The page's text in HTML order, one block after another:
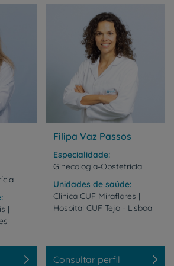
|
Filipa Vaz Passos
Especialidade
Ginecologia-Obstetrícia
Unidades de saúde
Clínica CUF Miraflores |
Hospital CUF Tejo - Lisboa
Consultar perfil